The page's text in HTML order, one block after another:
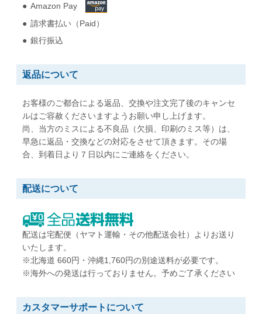
角形2号
W240 x H332 mm
A4用紙が折らずに入る
角形3号
W216 x H277 mm W197 x H267 mm
角形5号
W190 x H240 mm
A5用紙が折らずに入る
角形6号
W162 x H229 mm
A5用紙が折らずに入る
角形7号
B6用紙が折らずに入る
Amazon Pay
請求書払い（Paid）
銀行振込
返品について
お客様のご都合による返品、交換や注文完了後のキャンセ
ルはご容赦くださいますようお願い申し上げます。
尚、当方のミスによる不良品（欠損、印刷のミス等）は、
早急に返品・交換などの対応をさせて頂きます。その場
合、到着日より７日以内にご連絡をください。
配送について
配送は宅配便（ヤマト運輸・その他配送会社）よりお送り
いたします。
※北海道 660円・沖縄1,760円の別途送料が必要です。
※海外への発送は行っておりません。予めご了承ください
カスタマーサポートについて